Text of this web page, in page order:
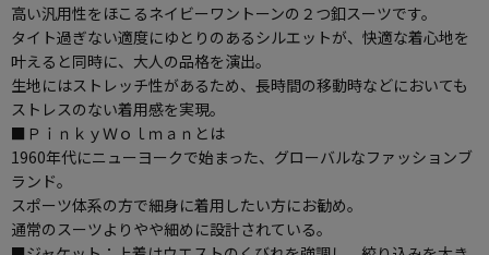
高い汎用性をほこるネイビーワントーンの２つ釦スーツです。
タイト過ぎない適度にゆとりのあるシルエットが、快適な着心地を
叶えると同時に、大人の品格を演出。
生地にはストレッチ性があるため、長時間の移動時などにおいても
ストレスのない着用感を実現。
■ＰｉｎｋｙＷｏｌｍａｎとは
1960年代にニューヨークで始まった、グローバルなファッションブ
ランド。
スポーツ体系の方で細身に着用したい方にお勧め。
通常のスーツよりやや細めに設計されている。